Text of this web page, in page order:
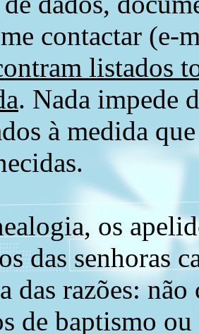
contactar (e-
listados
. Nada impede
à medida
os
das senhoras
das razões:
de baptismo